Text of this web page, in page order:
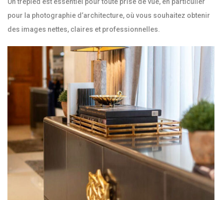
pour la photographie d’architecture, où vous souhaitez obtenir
des images nettes, claires et professionnelles.